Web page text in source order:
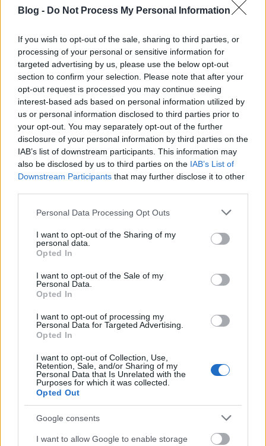
Blog - Do Not Process My Personal Information
If you wish to opt-out of the sale, sharing to third parties, or
processing of your personal or sensitive information for
targeted advertising by us, please use the below opt-out
section to confirm your selection. Please note that after your
opt-out request is processed you may continue seeing
interest-based ads based on personal information utilized by
us or personal information disclosed to third parties prior to
your opt-out. You may separately opt-out of the further
disclosure of your personal information by third parties on the
IAB’s list of downstream participants. This information may
also be disclosed by us to third parties on the IAB’s List of
Downstream Participants that may further disclose it to other
Please note that this website/app uses one or more Google
not limited to your visit or usage behaviour. You may click to
grant or deny consent to Google and its third-party tags to
use your data for below specified purposes in below Google
consent section.
Personal Data Processing Opt Outs
I want to opt-out of the Sharing of my
personal data.
Opted In
I want to opt-out of the Sale of my
Personal Data.
Opted In
I want to opt-out of processing my
Personal Data for Targeted Advertising.
Opted In
I want to opt-out of Collection, Use,
Retention, Sale, and/or Sharing of my
Personal Data that Is Unrelated with the
Purposes for which it was collected.
Opted Out
Google consents
I want to allow Google to enable storage
kivikivonattal hoz lázba. Persze lehet helyettesíteni
rejlik. Próbáljátok ki!